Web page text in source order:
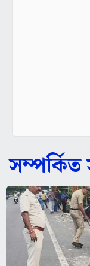
সম্পর্কিত